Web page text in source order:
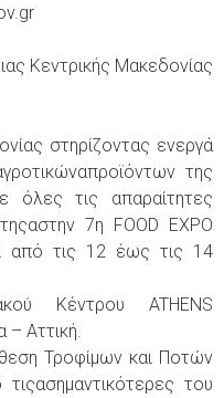
Κεντρικής Μακεδονίας
στηρίζοντας ενεργά
της
όλες τις απαραίτητες
7η FOOD EXPO
από τις 12 έως τις 14
Κέντρου ATHENS
– Αττική.
Τροφίμων και Ποτών
του